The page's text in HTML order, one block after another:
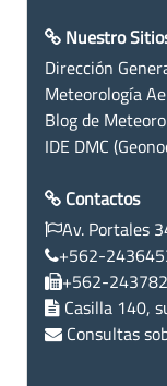
Nuestro
Dirección
Meteorología
Blog de
IDE DMC
Contactos
Av. Portales
+562-
+562-
Casilla 140,
Consultas